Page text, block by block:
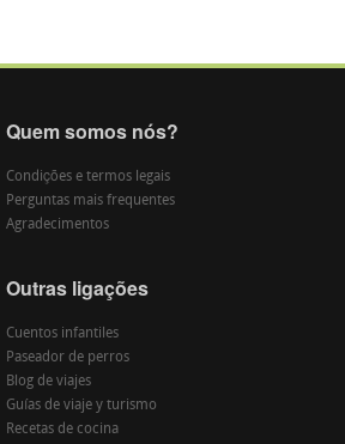
Quem somos nós?
Condições e termos legais
Perguntas mais frequentes
Agradecimentos
Outras ligações
Cuentos infantiles
Paseador de perros
Blog de viajes
Guías de viaje y turismo
Recetas de cocina